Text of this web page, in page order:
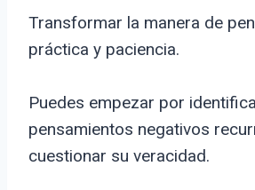
Transformar la manera de
práctica y paciencia.
Puedes empezar por
pensamientos negativos
cuestionar su veracidad.